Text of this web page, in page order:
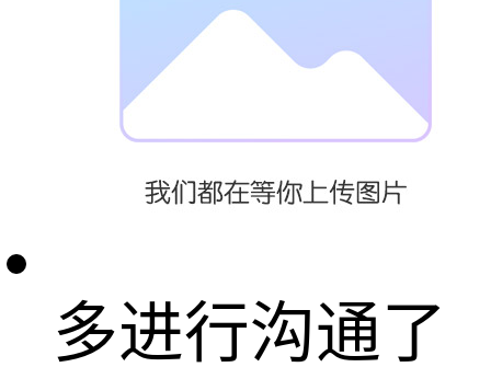
新，同时也要
与合作的水上
多进行沟通了